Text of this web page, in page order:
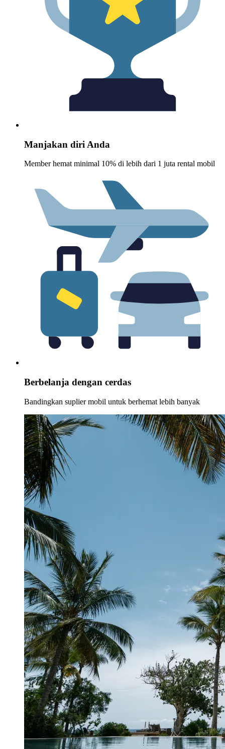
Manjakan diri Anda
Member hemat minimal 10% di lebih dari 1 juta rental mobil
Berbelanja dengan cerdas
Bandingkan suplier mobil untuk berhemat lebih banyak